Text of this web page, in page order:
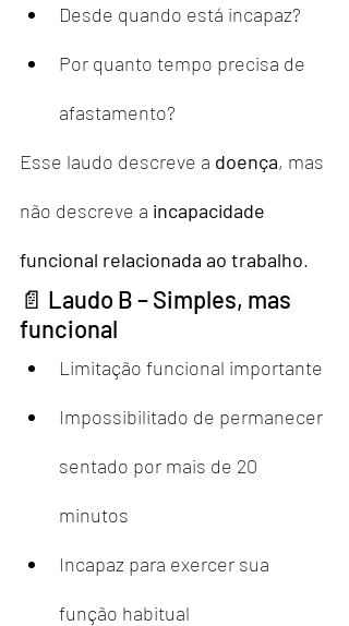
Desde quando está incapaz?
Por quanto tempo precisa de
afastamento?
Esse laudo descreve a doença, mas
não descreve a incapacidade
funcional relacionada ao trabalho.
📄 Laudo B – Simples, mas
funcional
Limitação funcional importante
Impossibilitado de permanecer
sentado por mais de 20
minutos
Incapaz para exercer sua
função habitual